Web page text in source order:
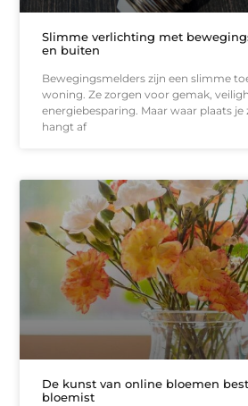
Slimme verlichting met
en buiten
Bewegingsmelders zijn een slimme
woning. Ze zorgen voor gemak,
energiebesparing. Maar waar plaats je
hangt af
De kunst van online bloemen
bloemist